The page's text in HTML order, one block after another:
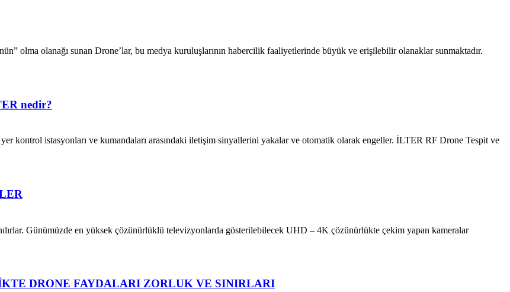
olma olanağı sunan Drone’lar, bu medya kuruluşlarının habercilik faaliyetlerinde büyük ve erişilebilir olanaklar sunmaktadır.
nedir?
kontrol istasyonları ve kumandaları arasındaki iletişim sinyallerini yakalar ve otomatik olarak engeller. İLTER RF Drone Tespit ve
Günümüzde en yüksek çözünürlüklü televizyonlarda gösterilebilecek UHD – 4K çözünürlükte çekim yapan kameralar
DRONE FAYDALARI ZORLUK VE SINIRLARI